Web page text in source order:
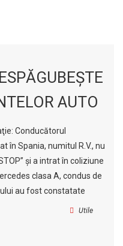
AUTO
Conducătorul
în Spania, numitul R.V., nu
și a intrat în coliziune
clasa A, condus de
au fost constatate
Utile